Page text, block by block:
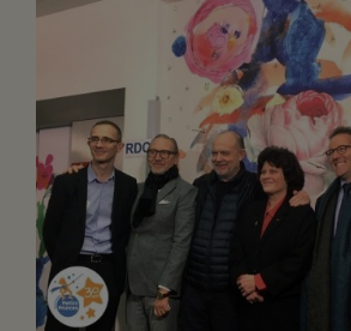
FAIRE UN DON
ASSURANCE VIE/LEGS
ESPACE PRESSE
JE DEVIENS
BÉNÉVOLE